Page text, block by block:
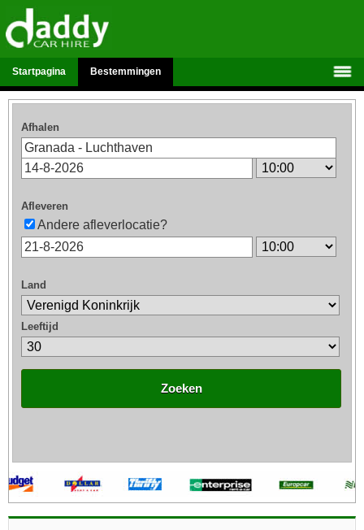
Startpagina Bestemmingen
Afhalen
Afleveren
Andere afleverlocatie?
Land
Leeftijd
Zoeken